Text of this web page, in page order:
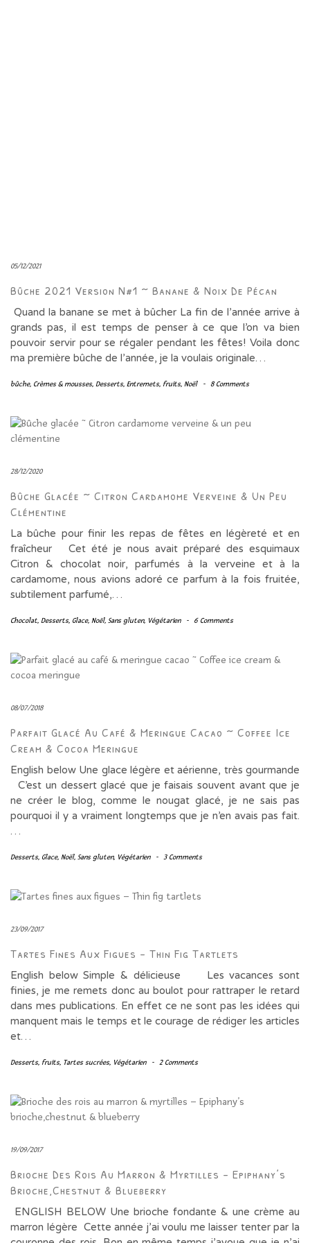
05/12/2021
Bûche 2021 Version N#1 ~ Banane & Noix De Pécan
Quand la banane se met à bûcher La fin de l’année arrive à
grands pas, il est temps de penser à ce que l’on va bien
pouvoir servir pour se régaler pendant les fêtes! Voila donc
ma première bûche de l’année, je la voulais originale…
bûche, Crèmes & mousses, Desserts, Entremets, fruits, Noël - 8 Comments
28/12/2020
Bûche Glacée ~ Citron Cardamome Verveine & Un Peu
Clémentine
La bûche pour finir les repas de fêtes en légèreté et en
fraîcheur Cet été je nous avait préparé des esquimaux
Citron & chocolat noir, parfumés à la verveine et à la
cardamome, nous avions adoré ce parfum à la fois fruitée,
subtilement parfumé,…
Chocolat, Desserts, Glace, Noël, Sans gluten, Végétarien - 6 Comments
08/07/2018
Parfait Glacé Au Café & Meringue Cacao ~ Coffee Ice
Cream & Cocoa Meringue
English below Une glace légère et aérienne, très gourmande
C’est un dessert glacé que je faisais souvent avant que je
ne créer le blog, comme le nougat glacé, je ne sais pas
pourquoi il y a vraiment longtemps que je n’en avais pas fait.
…
Desserts, Glace, Noël, Sans gluten, Végétarien - 3 Comments
23/09/2017
Tartes Fines Aux Figues – Thin Fig Tartlets
English below Simple & délicieuse Les vacances sont
finies, je me remets donc au boulot pour rattraper le retard
dans mes publications. En effet ce ne sont pas les idées qui
manquent mais le temps et le courage de rédiger les articles
et…
Desserts, fruits, Tartes sucrées, Végétarien - 2 Comments
19/09/2017
Brioche Des Rois Au Marron & Myrtilles – Epiphany’s
Brioche,chestnut & Blueberry
ENGLISH BELOW Une brioche fondante & une crème au
marron légère Cette année j’ai voulu me laisser tenter par la